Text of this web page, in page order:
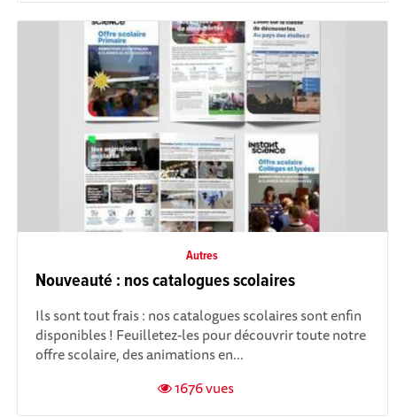
Autres
Nouveauté : nos catalogues scolaires
Ils sont tout frais : nos catalogues scolaires sont enfin
disponibles ! Feuilletez-les pour découvrir toute notre
offre scolaire, des animations en...
1676 vues